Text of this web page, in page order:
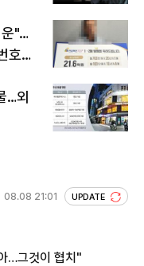
운"…
호조
…외
08.08 21:01 UPDATE
…그것이 협치"